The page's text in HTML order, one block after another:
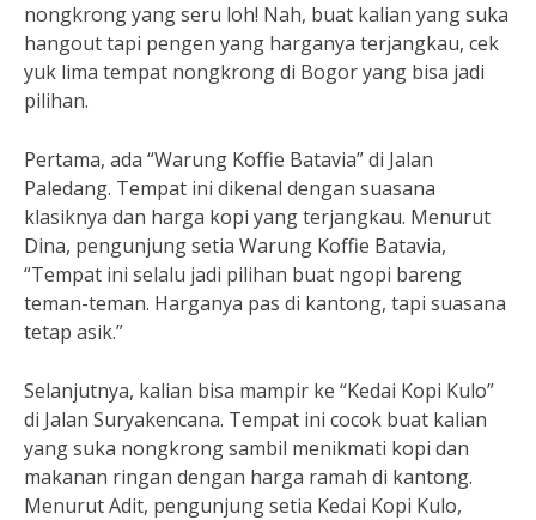
nongkrong yang seru loh! Nah, buat kalian yang suka
hangout tapi pengen yang harganya terjangkau, cek
yuk lima tempat nongkrong di Bogor yang bisa jadi
pilihan.
Pertama, ada “Warung Koffie Batavia” di Jalan
Paledang. Tempat ini dikenal dengan suasana
klasiknya dan harga kopi yang terjangkau. Menurut
Dina, pengunjung setia Warung Koffie Batavia,
“Tempat ini selalu jadi pilihan buat ngopi bareng
teman-teman. Harganya pas di kantong, tapi suasana
tetap asik.”
Selanjutnya, kalian bisa mampir ke “Kedai Kopi Kulo”
di Jalan Suryakencana. Tempat ini cocok buat kalian
yang suka nongkrong sambil menikmati kopi dan
makanan ringan dengan harga ramah di kantong.
Menurut Adit, pengunjung setia Kedai Kopi Kulo,